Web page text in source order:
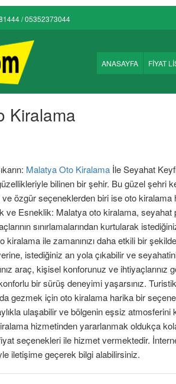
/ 05352373044
ANASAYFA FİYAT
Kiralama
Malatya Oto Kiralama İle Seyahat
bilinen bir şehir. Bu güzel şehri
özgür seçeneklerden biri ise oto kiralama
Esneklik: Malatya oto kiralama, seyahat
sınırlamalarından kurtularak
ile zamanınızı daha etkili bir
istediğiniz an yola çıkabilir ve
araç, kişisel konforunuz ve ihtiyaçlarınız
bir sürüş deneyimi yaşarsınız.
gezmek için oto kiralama harika bir
ulaşabilir ve bölgenin eşsiz atmosferini
hizmetinden yararlanmak oldukça
seçenekleri ile hizmet vermektedir.
iletişime geçerek bilgi alabilirsiniz.